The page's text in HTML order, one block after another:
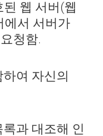
된 웹 서버(웹
에서 서버가
청함.
여 자신의
과 대조해 인